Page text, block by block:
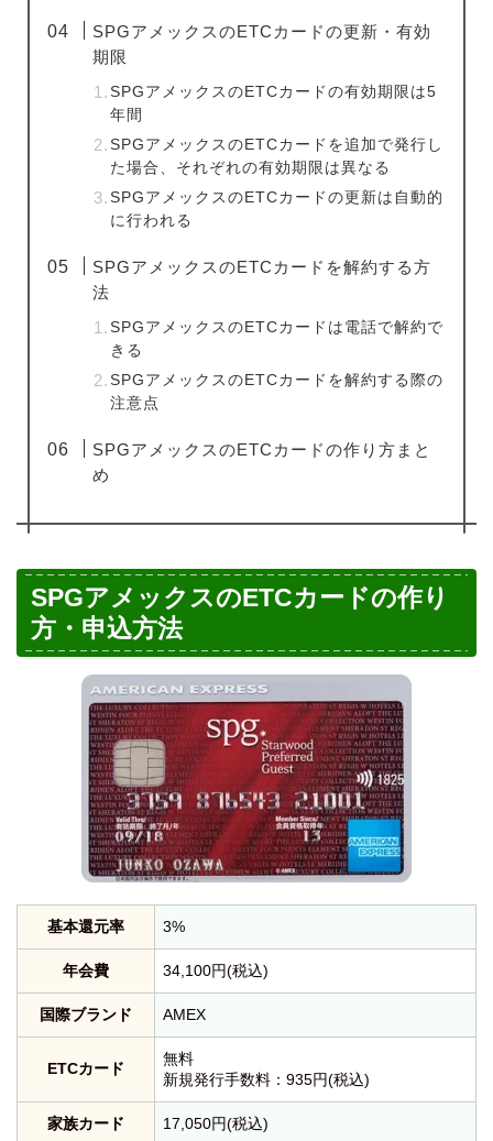
SPGアメックスのETCカードの更新・有効
期限
SPGアメックスのETCカードの有効期限は5
年間
SPGアメックスのETCカードを追加で発行し
た場合、それぞれの有効期限は異なる
SPGアメックスのETCカードの更新は自動的
に行われる
SPGアメックスのETCカードを解約する方
法
SPGアメックスのETCカードは電話で解約で
きる
SPGアメックスのETCカードを解約する際の
注意点
SPGアメックスのETCカードの作り方まと
め
SPGアメックスのETCカードの作り
方・申込方法
基本還元率 3%
年会費 34,100円(税込)
国際ブランド AMEX
ETCカード
無料
新規発行手数料：935円(税込)
家族カード 17,050円(税込)